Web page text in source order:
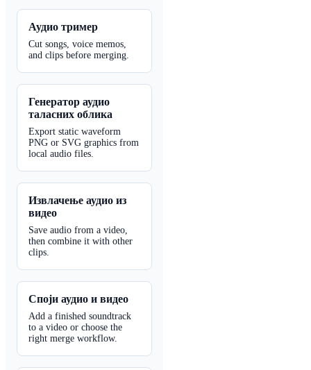
Аудио тример
Cut songs, voice memos,
and clips before merging.
Генератор аудио
таласних облика
Export static waveform
PNG or SVG graphics from
local audio files.
Извлачење аудио из
видео
Save audio from a video,
then combine it with other
clips.
Споји аудио и видео
Add a finished soundtrack
to a video or choose the
right merge workflow.